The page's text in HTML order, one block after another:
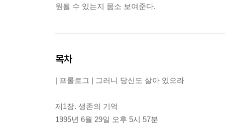
원될 수 있는지 몸소 보여준다.
목차
| 프롤로그 | 그러니 당신도 살아 있으라
제1장. 생존의 기억
1995년 6월 29일 오후 5시 57분